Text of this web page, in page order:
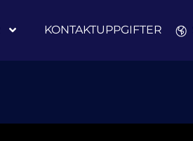
KONTAKTUPPGIFTER